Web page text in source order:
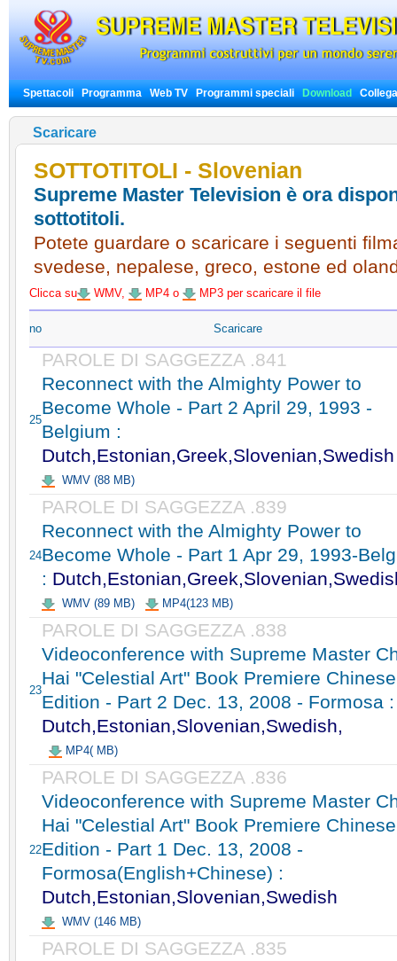
Spettacoli Programma Web TV Programmi speciali Download
Scaricare
SOTTOTITOLI - Slovenian
Supreme Master Television è ora
sottotitoli.
Potete guardare o scaricare i seguenti
svedese, nepalese, greco, estone ed
Clicca su WMV, MP4 o MP3 per scaricare il file
no Scaricare
25
PAROLE DI SAGGEZZA .841
Reconnect with the Almighty Power to
Become Whole - Part 2 April 29, 1993 -
Belgium :
Dutch,Estonian,Greek,Slovenian,Swedish
WMV (88 MB)
24
PAROLE DI SAGGEZZA .839
Reconnect with the Almighty Power to
Become Whole - Part 1 Apr 29, 1993-
:
WMV (89 MB) MP4(123 MB)
23
PAROLE DI SAGGEZZA .838
Videoconference with Supreme Master
Hai "Celestial Art" Book Premiere Chinese
Edition - Part 2 Dec. 13, 2008 - Formosa :
Dutch,Estonian,Slovenian,Swedish,
MP4( MB)
22
PAROLE DI SAGGEZZA .836
Videoconference with Supreme Master
Hai "Celestial Art" Book Premiere Chinese
Edition - Part 1 Dec. 13, 2008 -
Formosa(English+Chinese) :
Dutch,Estonian,Slovenian,Swedish
WMV (146 MB)
PAROLE DI SAGGEZZA .835